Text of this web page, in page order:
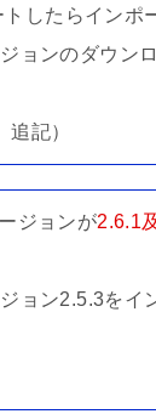
したらインポ
ョンのダウン
追記）
ジョンが2.6.1
ョン2.5.3をイ